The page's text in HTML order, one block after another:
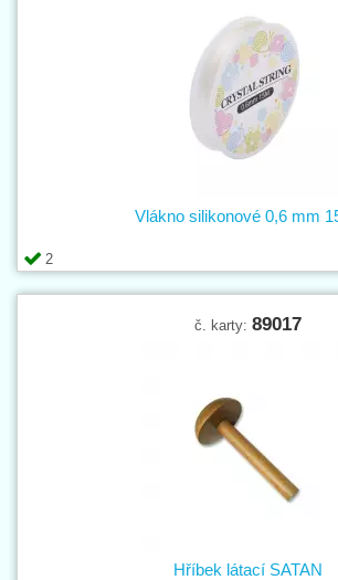
2
Vlákno silikonové 0,6 mm
č. karty: 89017
Hříbek látací SATAN